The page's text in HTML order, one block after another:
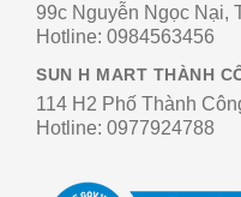
99c Nguyễn Ngọc Nại,
Hotline: 0984563456
SUN H MART THÀNH
114 H2 Phố Thành
Hotline: 0977924788